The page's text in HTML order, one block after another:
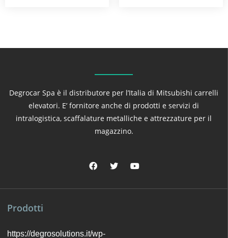
Degrocar Spa è il distributore per l’Italia di Mitsubishi carrelli
elevatori. E’ fornitore anche di prodotti e servizi di
intralogistica, scaffalature metalliche e attrezzature per il
magazzino.
Prodotti
https://degrosolutions.it/wp-